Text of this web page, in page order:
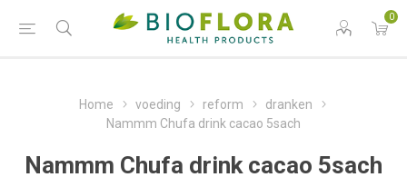
0
Home voeding reform
dranken
Nammm Chufa drink cacao 5sach
Nammm Chufa drink cacao 5sach